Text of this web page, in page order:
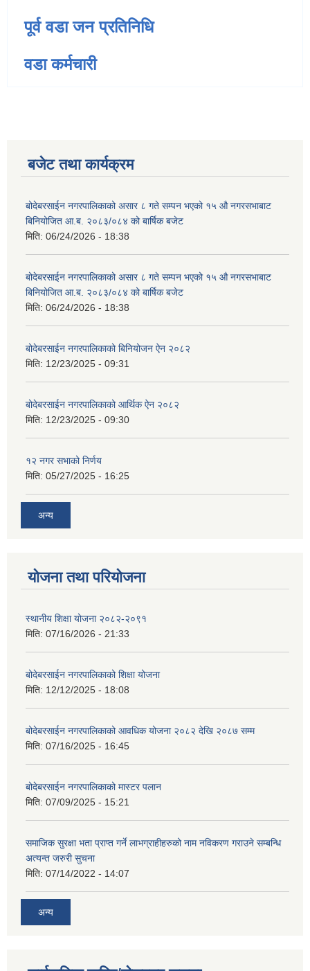
पूर्व वडा जन प्रतिनिधि
वडा कर्मचारी
बजेट तथा कार्यक्रम
बोदेबरसाईन नगरपालिकाको असार ८ गते सम्पन भएको १५ ‍‍‍औ नगरसभाबाट
बिनियोजित आ.ब. २०८३/०८४ को बार्षिक बजेट
मिति: 06/24/2026 - 18:38
बोदेबरसाईन नगरपालिकाको असार ८ गते सम्पन भएको १५ ‍‍‍औ नगरसभाबाट
बिनियोजित आ.ब. २०८३/०८४ को बार्षिक बजेट
मिति: 06/24/2026 - 18:38
बोदेबरसाईन नगरपालिकाको बिनियोजन ऐन २०८२
मिति: 12/23/2025 - 09:31
बोदेबरसाईन नगरपालिकाको आर्थिक ऐन २०८२
मिति: 12/23/2025 - 09:30
१२ नगर सभाको निर्णय
मिति: 05/27/2025 - 16:25
अन्य
योजना तथा परियोजना
स्थानीय शिक्षा योजना २०८२-२०९१
मिति: 07/16/2026 - 21:33
बोदेबरसाईन नगरपालिकाको शिक्षा योजना
मिति: 12/12/2025 - 18:08
बोदेबरसाईन नगरपालिकाको आवधिक योजना २०८२ देखि २०८७ सम्म
मिति: 07/16/2025 - 16:45
बोदेबरसाईन नगरपालिकाको मास्टर पलान
मिति: 07/09/2025 - 15:21
समाजिक सुरक्षा भता प्राप्त गर्ने लाभग्राहीहरुको नाम नविकरण गराउने सम्बन्धि
अत्यन्त जरुरी सुचना
मिति: 07/14/2022 - 14:07
अन्य